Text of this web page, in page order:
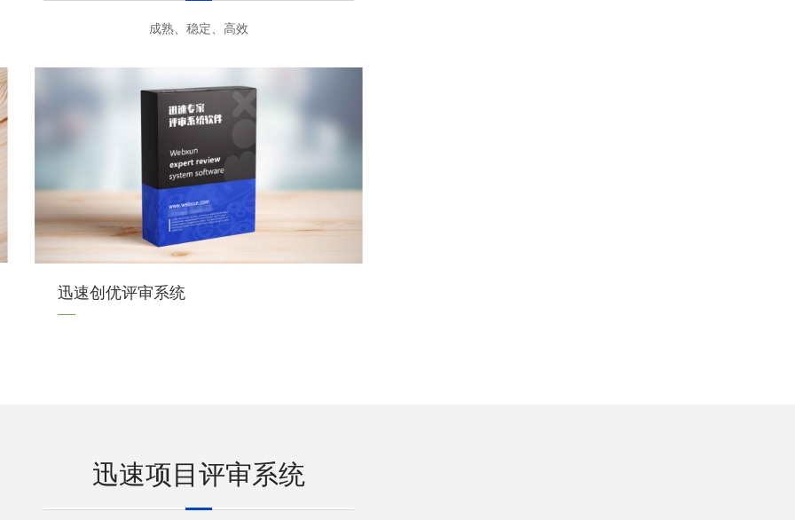
成熟、稳定、高效
迅速创优评审系统
迅速项目评审系统